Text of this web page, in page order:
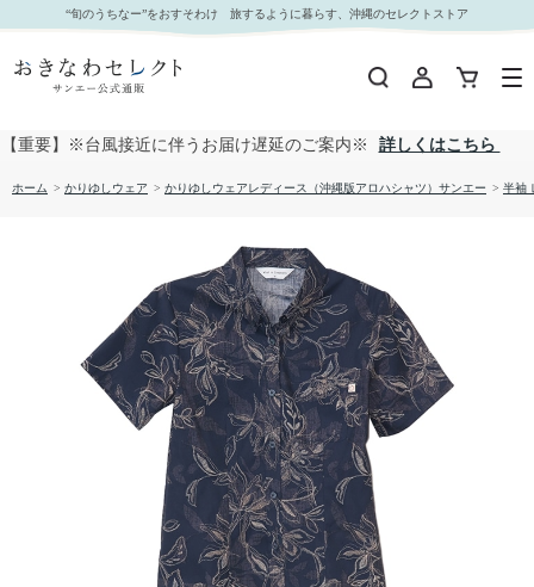
【送料無料】形態安定 刺繍フラワー柄 かりゆしウェアP1025-19L L｜おきなわセレクト サンエ
ー公式通販
“旬のうちなー”をおすそわけ 旅するように暮らす、沖縄のセレクトストア
【重要】※台風接近に伴うお届け遅延のご案内※ 詳しくはこちら
ホーム > かりゆしウェア > かりゆしウェアレディース（沖縄版アロハシャツ）サンエー > 半袖